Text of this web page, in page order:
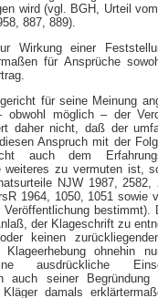
wird (vgl. BGH, Urteil
887, 889).
Wirkung einer
für Ansprüche
für seine Meinung
möglich – der
daher nicht, daß der
Anspruch mit der
auch dem
zu vermuten ist,
NJW 1987,
1964, 1050, 1051 sowie
bestimmt).
der Klageschrift zu
keinen
Klageerhebung ohnehin
ausdrückliche
auch seiner Begründung
damals